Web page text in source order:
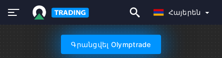
Հայերեն
Գրանցվել Olymptrade